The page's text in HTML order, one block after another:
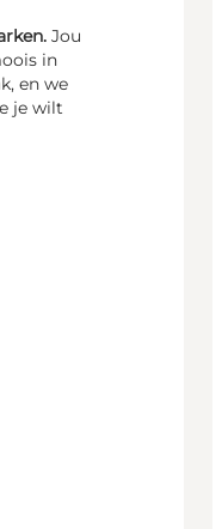
Jou
in
en we
je wilt